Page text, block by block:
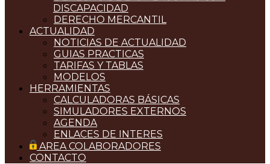
DISCAPACIDAD
DERECHO MERCANTIL
ACTUALIDAD
NOTICIAS DE ACTUALIDAD
GUIAS PRACTICAS
TARIFAS Y TABLAS
MODELOS
HERRAMIENTAS
CALCULADORAS BÁSICAS
SIMULADORES EXTERNOS
AGENDA
ENLACES DE INTERES
AREA COLABORADORES
CONTACTO